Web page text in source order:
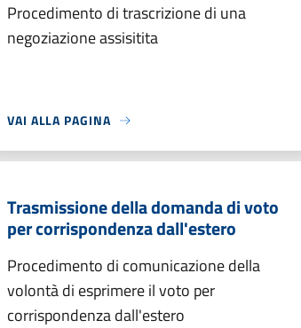
Procedimento di trascrizione di una
negoziazione assisitita
VAI ALLA PAGINA
Trasmissione della domanda di voto
per corrispondenza dall'estero
Procedimento di comunicazione della
volontà di esprimere il voto per
corrispondenza dall'estero